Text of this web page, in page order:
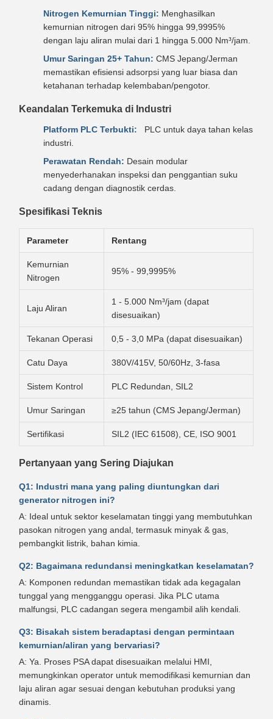
Nitrogen Kemurnian Tinggi: Menghasilkan
kemurnian nitrogen dari 95% hingga 99,9995%
dengan laju aliran mulai dari 1 hingga 5.000 Nm³/jam.
Umur Saringan 25+ Tahun: CMS Jepang/Jerman
memastikan efisiensi adsorpsi yang luar biasa dan
ketahanan terhadap kelembaban/pengotor.
Keandalan Terkemuka di Industri
Platform PLC Terbukti: PLC untuk daya tahan kelas
industri.
Perawatan Rendah: Desain modular
menyederhanakan inspeksi dan penggantian suku
cadang dengan diagnostik cerdas.
Spesifikasi Teknis
Parameter Rentang
Kemurnian
Nitrogen
95% - 99,9995%
Laju Aliran
1 - 5.000 Nm³/jam (dapat
disesuaikan)
Tekanan Operasi 0,5 - 3,0 MPa (dapat disesuaikan)
Catu Daya 380V/415V, 50/60Hz, 3-fasa
Sistem Kontrol PLC Redundan, SIL2
Umur Saringan ≥25 tahun (CMS Jepang/Jerman)
Sertifikasi SIL2 (IEC 61508), CE, ISO 9001
Pertanyaan yang Sering Diajukan
Q1: Industri mana yang paling diuntungkan dari
generator nitrogen ini?
A: Ideal untuk sektor keselamatan tinggi yang membutuhkan
pasokan nitrogen yang andal, termasuk minyak & gas,
pembangkit listrik, bahan kimia.
Q2: Bagaimana redundansi meningkatkan keselamatan?
A: Komponen redundan memastikan tidak ada kegagalan
tunggal yang mengganggu operasi. Jika PLC utama
malfungsi, PLC cadangan segera mengambil alih kendali.
Q3: Bisakah sistem beradaptasi dengan permintaan
kemurnian/aliran yang bervariasi?
A: Ya. Proses PSA dapat disesuaikan melalui HMI,
memungkinkan operator untuk memodifikasi kemurnian dan
laju aliran agar sesuai dengan kebutuhan produksi yang
dinamis.